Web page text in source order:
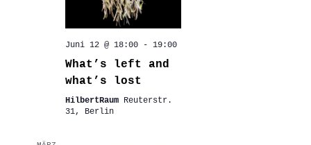
Juni 12 @ 18:00- 19:00
What’s left and
what’s lost
HilbertRaum Reuterstr.
31, Berlin